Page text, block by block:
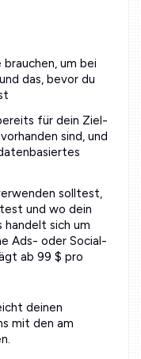
um bei
das, bevor du
für dein Ziel-
sind, und
solltest,
und wo dein
handelt sich um
Ads- oder Social-
ab 99 $ pro
deinen
mit den am